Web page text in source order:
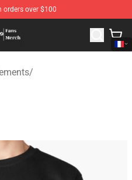
orders over $100
Official Demon Lord 2099
/